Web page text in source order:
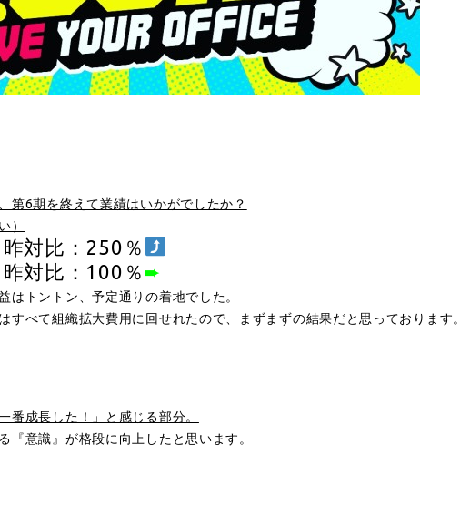
第6期を終えて業績はいかがでしたか？
）
対比：250％
対比：100％➨
はトントン、予定通りの着地でした。
すべて組織拡大費用に回せれたので、まずまずの結果だと思っております。
番成長した！」と感じる部分。
『意識』が格段に向上したと思います。